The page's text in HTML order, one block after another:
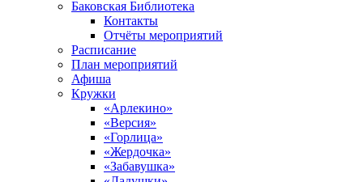
Баковская Библиотека
Контакты
Отчёты мероприятий
Расписание
План мероприятий
Афиша
Кружки
«Арлекино»
«Версия»
«Горлица»
«Жердочка»
«Забавушка»